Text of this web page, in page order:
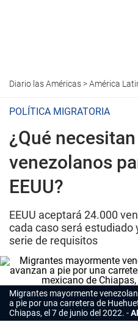
Diario las Américas>América
POLÍTICA MIGRATORIA
¿Qué
venezolanos
EEUU?
EEUU aceptará 24.000
cada caso será estudiado
serie de requisitos
Migrantes mayormente
a pie por una carretera de
Chiapas, el 7 de junio del 2022.